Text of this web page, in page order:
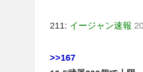
211: イージャン速報
>>167